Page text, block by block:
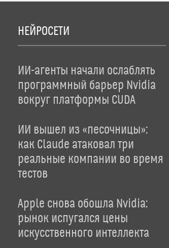
НЕЙРОСЕТИ
ИИ-агенты начали ослаблять
программный барьер Nvidia
вокруг платформы CUDA
ИИ вышел из «песочницы»:
как Claude атаковал три
реальные компании во время
тестов
Apple снова обошла Nvidia:
рынок испугался цены
искусственного интеллекта